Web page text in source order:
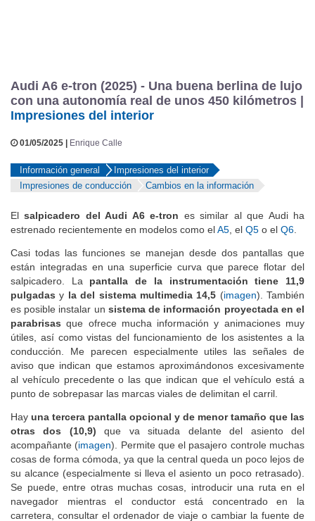
Audi A6 e-tron (2025) - Una buena berlina de lujo
con una autonomía real de unos 450 kilómetros |
Impresiones del interior
01/05/2025 | Enrique Calle
Información general
Impresiones del interior
Impresiones de conducción
Cambios en la información
Elsalpicadero del Audi A6 e-tron es similar al que Audi ha
estrenado recientemente en modelos como elA5 , el Q5 o el Q6
Casi todas las funciones se manejan desde dos pantallas que
están integradas en una superficie curva que parece flotar del
salpicadero. La pantalla de la instrumentación tiene 11,9
pulgadas y la del sistema multimedia 14,5 (imagen).
También
es posible instalar un sistema de información proyectada en el
parabrisas que ofrece mucha información y animaciones muy
útiles, así como vistas del funcionamiento de los asistentes a la
conducción. Me parecen especialmente utiles las señales de
aviso que indican que estamos aproximándonos excesivamente
al vehículo precedente o las que indican que el vehículo está a
punto de sobrepasar las marcas viales de delimitan el carril.
Hay una tercera pantalla opcional y de menor tamaño que las
otras dos (10,9) que va situada delante del asiento del
acompañante (imagen). Permite que el pasajero controle muchas
cosas de forma cómoda, ya que la central queda un poco lejos de
su alcance (especialmente si lleva el asiento un poco retrasado).
Se puede, entre otras muchas cosas, introducir una ruta en el
navegador mientras el conductor está concentrado en la
carretera, consultar el ordenador de viaje o cambiar la fuente de